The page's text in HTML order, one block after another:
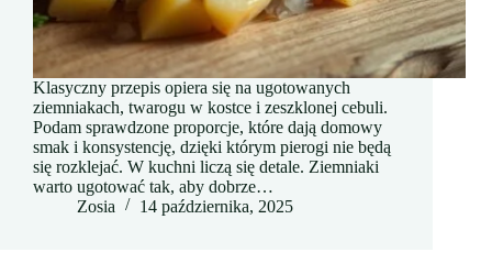
Klasyczny przepis opiera się na ugotowanych
ziemniakach, twarogu w kostce i zeszklonej cebuli.
Podam sprawdzone proporcje, które dają domowy
smak i konsystencję, dzięki którym pierogi nie będą
się rozklejać. W kuchni liczą się detale. Ziemniaki
warto ugotować tak, aby dobrze…
Zosia
14 października, 2025